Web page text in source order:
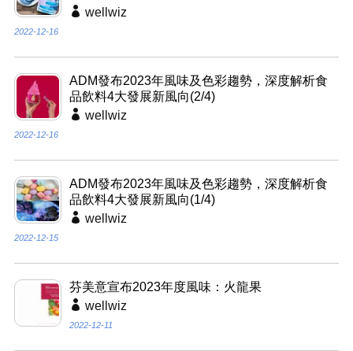
wellwiz
2022-12-16
ADM發布2023年風味及色彩趨勢，深度解析食
品飲料4大發展新風向(2/4)
wellwiz
2022-12-16
ADM發布2023年風味及色彩趨勢，深度解析食
品飲料4大發展新風向(1/4)
wellwiz
2022-12-15
芬美意宣布2023年度風味：火龍果
wellwiz
2022-12-11